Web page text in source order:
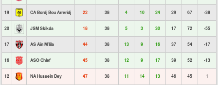
19 CA Bordj Bou Arreridj 22 38 4 10 24 29 67 -38
20 JSM Skikda 18 38 5 3 30 17 72 -55
17 AS Aïn M'lila 44 38 13 9 16 37 54 -17
16 ASO Chlef 45 38 12 9 17 39 52 -13
12 NA Hussein Dey 47 38 11 14 13 46 45 1